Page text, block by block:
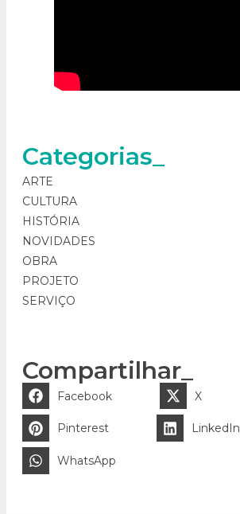
Categorias_
ARTE
CULTURA
HISTÓRIA
NOVIDADES
OBRA
PROJETO
SERVIÇO
Compartilhar_
Facebook X
Pinterest LinkedIn
WhatsApp